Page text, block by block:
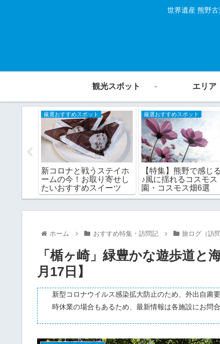
世界遺産 熊野
観光スポット エリア
厳選おすすめスポット
新コロナと戦うステイホ
ームの今！お取り寄せし
たいおすすめスイーツ
厳選おすすめスポット
【特集】熊野で感じ
♪風に揺れるコスモス
園・コスモス畑6選
ホーム おすすめ特集・訪問記 旅ログ（訪問
「楯ヶ崎」緑豊かな遊歩道と
月17日】
新型コロナウイルス感染拡大防止のため、外出自粛
時休業の場合もあるため、最新情報は各施設にお問合